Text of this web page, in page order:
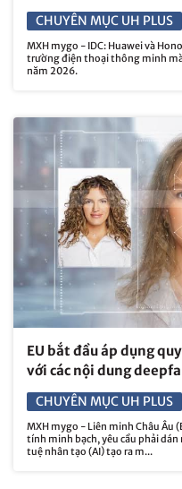
CHUYÊN MỤC UH PLUS
MXH mygo - IDC: Huawei và
trường điện thoại thông minh
năm 2026.
EU bắt đầu áp dụng
với các nội dung
CHUYÊN MỤC UH PLUS
MXH mygo - Liên minh Châu Âu
tính minh bạch, yêu cầu phải
tuệ nhân tạo (AI) tạo ra m...